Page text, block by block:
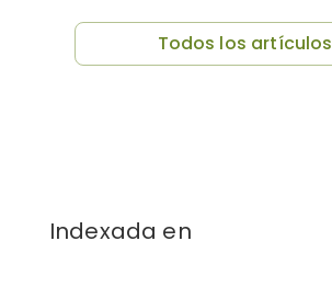
Todos los artículos
Indexada en